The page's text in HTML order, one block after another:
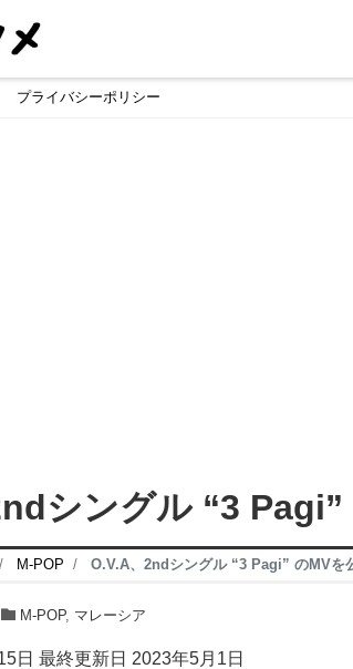
プライバシーポリシー
シングル “3 Pagi”
M-POP O.V.A、2ndシングル “3 Pagi” のMVを
M-POP, マレーシア
日 最終更新日 2023年5月1日